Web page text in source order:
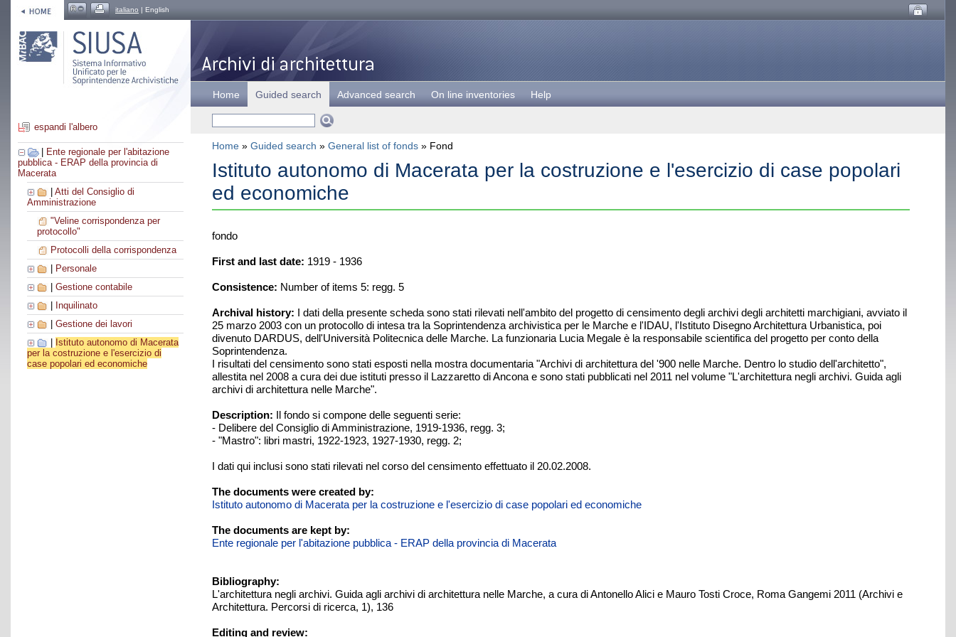
italiano | English
espandi l'albero
Ente regionale per l'abitazione
pubblica - ERAP della provincia di
Macerata
Atti del Consiglio di
Amministrazione
"Veline corrispondenza per
protocollo"
Protocolli della corrispondenza
Personale
Gestione contabile
Inquilinato
Gestione dei lavori
Istituto autonomo di Macerata
per la costruzione e l'esercizio di
case popolari ed economiche
Home Guided search Advanced search On line inventories Help
Home » Guided search » General list of fonds » Fond
Istituto autonomo di Macerata per la costruzione e l'esercizio di case popolari
ed economiche
fondo
First and last date: 1919 - 1936
Consistence: Number of items 5: regg. 5
Archival history: I dati della presente scheda sono stati rilevati nell'ambito del progetto di censimento degli archivi degli architetti marchigiani, avviato il
25 marzo 2003 con un protocollo di intesa tra la Soprintendenza archivistica per le Marche e l'IDAU, l'Istituto Disegno Architettura Urbanistica, poi
divenuto DARDUS, dell'Università Politecnica delle Marche. La funzionaria Lucia Megale è la responsabile scientifica del progetto per conto della
Soprintendenza.
I risultati del censimento sono stati esposti nella mostra documentaria "Archivi di architettura del '900 nelle Marche. Dentro lo studio dell'architetto",
allestita nel 2008 a cura dei due istituti presso il Lazzaretto di Ancona e sono stati pubblicati nel 2011 nel volume "L'architettura negli archivi. Guida agli
archivi di architettura nelle Marche".
Description: Il fondo si compone delle seguenti serie:
- Delibere del Consiglio di Amministrazione, 1919-1936, regg. 3;
- "Mastro": libri mastri, 1922-1923, 1927-1930, regg. 2;
I dati qui inclusi sono stati rilevati nel corso del censimento effettuato il 20.02.2008.
The documents were created by:
Istituto autonomo di Macerata per la costruzione e l'esercizio di case popolari ed economiche
The documents are kept by:
Ente regionale per l'abitazione pubblica - ERAP della provincia di Macerata
Bibliography:
L'architettura negli archivi. Guida agli archivi di architettura nelle Marche, a cura di Antonello Alici e Mauro Tosti Croce, Roma Gangemi 2011 (Archivi e
Architettura. Percorsi di ricerca, 1), 136
Editing and review: